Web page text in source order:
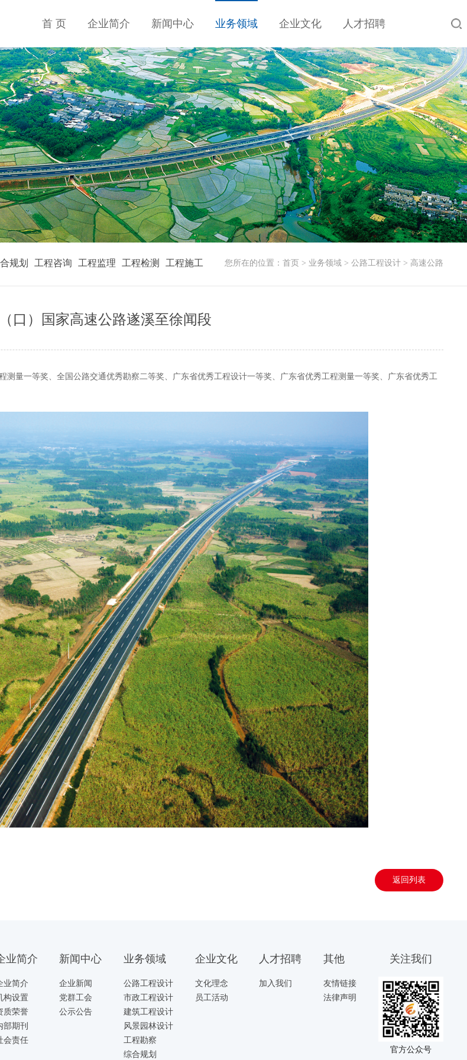
首 页 企业简介 新闻中心 业务领域 企业文化 人才招聘
您所在的位置： 首页 > 业务领域> 公路工程设计> 高速公路
规划 工程咨询 工程监理 工程检测 工程施工
口）国家高速公路遂溪至徐闻段
测量一等奖、全国公路交通优秀勘察二等奖、广东省优秀工程设计一等奖、广东省优秀工程测量一等奖、广东省优秀工
返回列表
业简介
业简介
构设置
质荣誉
部期刊
会责任
新闻中心
企业新闻
党群工会
公示公告
业务领域
公路工程设计
市政工程设计
建筑工程设计
风景园林设计
工程勘察
综合规划
企业文化
文化理念
员工活动
人才招聘
加入我们
其他
友情链接
法律声明
关注我们
官方公众号